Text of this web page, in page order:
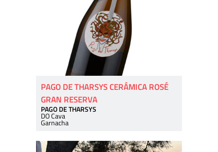
PAGO DE THARSYS CERÁMICA ROSÉ
GRAN RESERVA
PAGO DE THARSYS
DO Cava
Garnacha